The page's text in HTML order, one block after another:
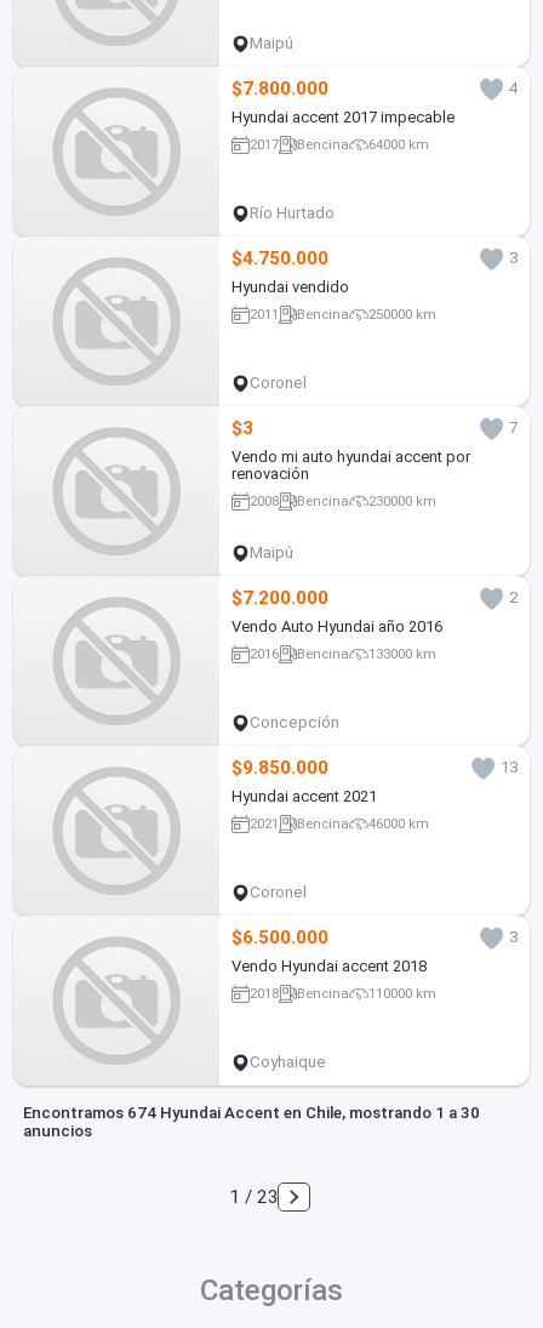
Maipú
$7.800.000
4
Hyundai accent 2017 impecable
2017 Bencina 64000 km
Río Hurtado
$4.750.000
3
Hyundai vendido
2011 Bencina 250000 km
Coronel
$3
7
Vendo mi auto hyundai accent por
renovación
2008 Bencina 230000 km
Maipú
$7.200.000
2
Vendo Auto Hyundai año 2016
2016 Bencina 133000 km
Concepción
$9.850.000
13
Hyundai accent 2021
2021 Bencina 46000 km
Coronel
$6.500.000
3
Vendo Hyundai accent 2018
2018 Bencina 110000 km
Coyhaique
Encontramos 674 Hyundai Accent en Chile, mostrando 1 a 30
anuncios
1 / 23
Categorías